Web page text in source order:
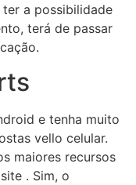
a possibilidade
terá de passar
e tenha muito
vello celular.
maiores recursos
. Sim, o